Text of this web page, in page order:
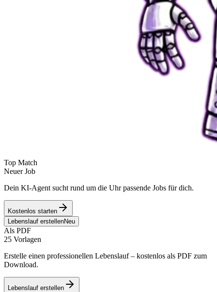
Top Match
Neuer Job
Dein KI-Agent sucht rund um die Uhr passende Jobs für dich.
Kostenlos starten
Lebenslauf erstellenNeu
Als PDF
25 Vorlagen
Erstelle einen professionellen Lebenslauf – kostenlos als PDF zum
Download.
Lebenslauf erstellen